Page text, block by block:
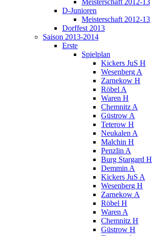
Meisterschaft 2012-13
D-Junioren
Meisterschaft 2012-13
Dorffest 2013
Saison 2013-2014
Erste
Spielplan
Kickers JuS H
Wesenberg A
Zarnekow H
Röbel A
Waren H
Chemnitz A
Güstrow A
Teterow H
Neukalen A
Malchin H
Penzlin A
Burg Stargard H
Demmin A
Kickers JuS A
Wesenberg H
Zarnekow A
Röbel H
Waren A
Chemnitz H
Güstrow H